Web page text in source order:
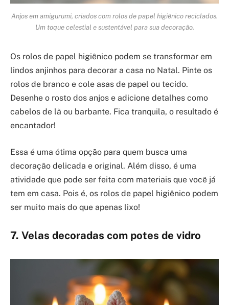
Anjos em amigurumi, criados com rolos de papel higiênico reciclados.
Um toque celestial e sustentável para sua decoração.
Os rolos de papel higiênico podem se transformar em
lindos anjinhos para decorar a casa no Natal. Pinte os
rolos de branco e cole asas de papel ou tecido.
Desenhe o rosto dos anjos e adicione detalhes como
cabelos de lã ou barbante. Fica tranquila, o resultado é
encantador!
Essa é uma ótima opção para quem busca uma
decoração delicada e original. Além disso, é uma
atividade que pode ser feita com materiais que você já
tem em casa. Pois é, os rolos de papel higiênico podem
ser muito mais do que apenas lixo!
7. Velas decoradas com potes de vidro